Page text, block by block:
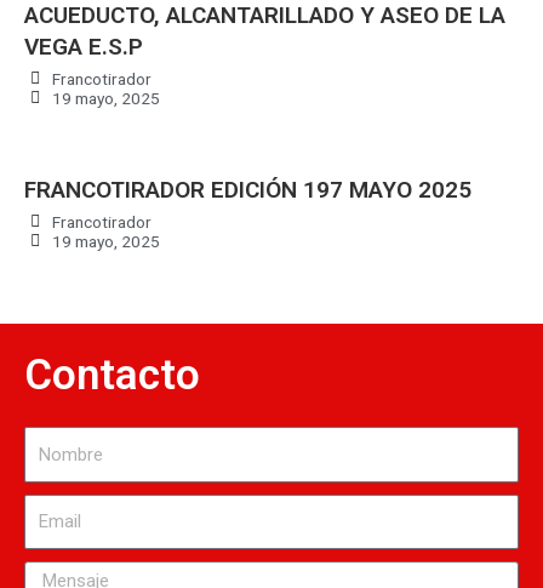
ACUEDUCTO, ALCANTARILLADO Y ASEO DE LA
VEGA E.S.P
Francotirador
19 mayo, 2025
FRANCOTIRADOR EDICIÓN 197 MAYO 2025
Francotirador
19 mayo, 2025
Contacto
Mensaje